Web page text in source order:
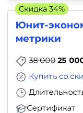
Юнит-
метрики
38 000 25
Сертификат
Купить со
Скидка 34%